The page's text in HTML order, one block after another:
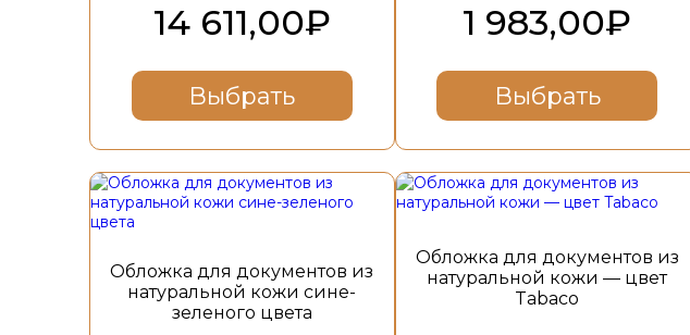
14 611,00₽
Выбрать
1 983,00₽
Выбрать
Обложка для документов из
натуральной кожи сине-
зеленого цвета
Этот
товар
имеет
вариаций.
Опции
можно
Обложка для документов из
натуральной кожи — цвет
Tabaco
Этот
товар
вариаций.
Опции